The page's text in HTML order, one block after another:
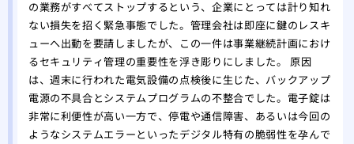
私
一日
の業務がすべてストップするという、企業にとっては計り知れ
ない損失を招く緊急事態でした。管理会社は即座に鍵のレスキ
ューへ出動を要請しましたが、この一件は事業継続計画におけ
るセキュリティ管理の重要性を浮き彫りにしました。 原因
は、週末に行われた電気設備の点検後に生じた、バックアップ
電源の不具合とシステムプログラムの不整合でした。電子錠は
非常に利便性が高い一方で、停電や通信障害、あるいは今回の
ようなシステムエラーといったデジタル特有の脆弱性を孕んで